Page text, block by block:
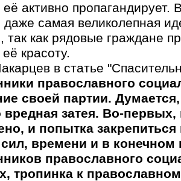
её активно пропагандирует.
самая великолепная
так как рядовые граждане
красоту.
в статье
православного
своей партии.
вредная затея. Во-первых,
и попытка закрепиться
времени и в конечном
православного
тропинка к